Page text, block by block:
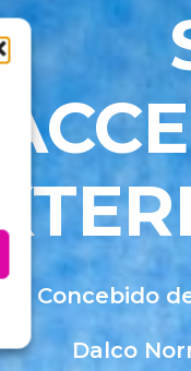
Concebido
Dalco